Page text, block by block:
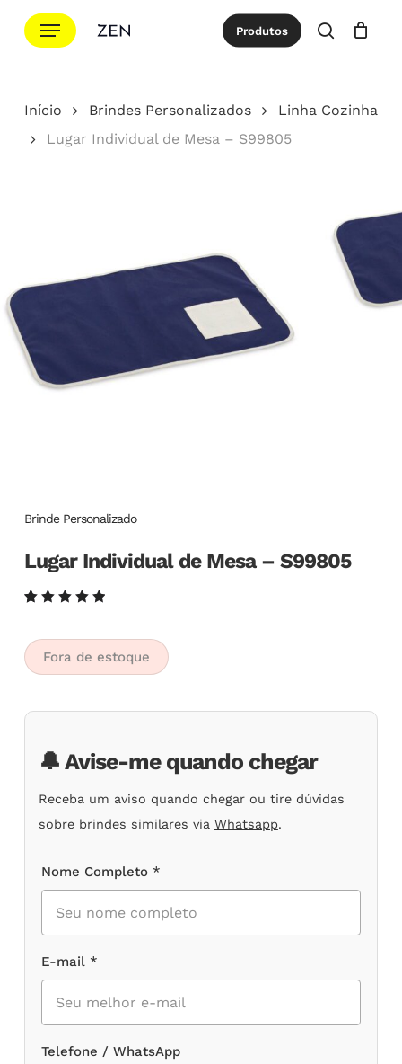
para
principal
Menu Produtos
procurar
Cotação Close
Início Brindes Personalizados
Linha Cozinha
Lugar Individual de Mesa – S99805
Brinde Personalizado
Lugar Individual de Mesa – S99805
5.00de
5, com
baseado
em
clientes
Fora de estoque
🔔 Avise-me quando chegar
Receba um aviso quando chegar ou tire dúvidas
sobre brindes similares via Whatsapp.
Nome Completo *
E-mail *
Telefone / WhatsApp